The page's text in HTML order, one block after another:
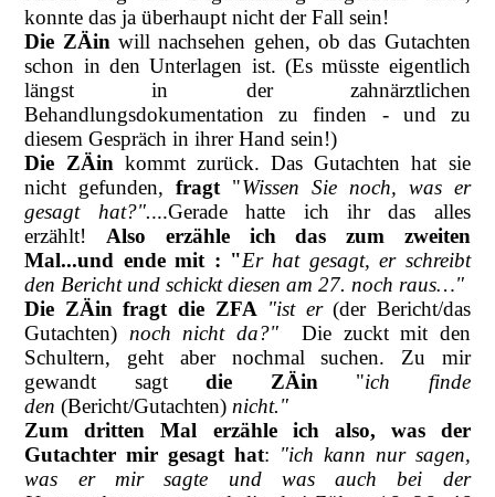
konnte das ja überhaupt nicht der Fall sein!
Die ZÄinwill nachsehen gehen, ob das Gutachten
schon in den Unterlagen ist. (Es müsste eigentlich
längst in der zahnärztlichen
Behandlungsdokumentation zu finden - und zu
diesem Gespräch in ihrer Hand sein!)
Die ZÄinkommt zurück. Das Gutachten hat sie
nicht gefunden,fragt"Wissen Sie noch, was er
gesagt hat?"....Gerade hatte ich ihr das alles
erzählt!Also erzähle ich das zum zweiten
Mal...und ende mit : "Er hat gesagt, er schreibt
den Bericht und schickt diesen am 27. noch raus…"
Die ZÄin fragt die ZFA"ist er(der Bericht/das
Gutachten) noch nicht da?"
Die zuckt mit den
Schultern, geht aber nochmal suchen. Zu mir
gewandt sagtdie ZÄin"ich finde
den (Bericht/Gutachten)nicht."
Zum dritten Mal
erzähle ich also, was der
Gutachter mir gesagt hat: "ich kann nur sagen,
was er mir sagte und was auch bei der